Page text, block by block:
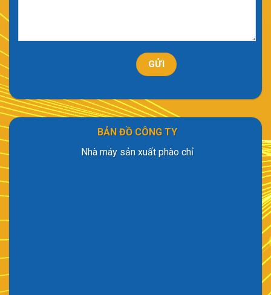
BẢN ĐỒ CÔNG TY
Nhà máy sản xuất phào chỉ